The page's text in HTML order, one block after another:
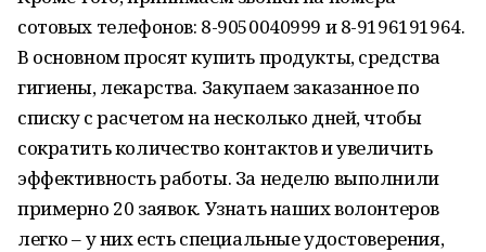
сотовых телефонов: 8-9050040999 и 8-9196191964.
В основном просят купить продукты, средства
гигиены, лекарства. Закупаем заказанное по
списку с расчетом на несколько дней, чтобы
сократить количество контактов и увеличить
эффективность работы. За неделю выполнили
примерно 20 заявок. Узнать наших волонтеров
легко – у них есть специальные удостоверения,